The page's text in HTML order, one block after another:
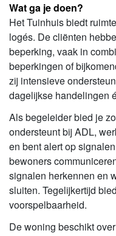
Wat ga je doen?
Het Tuinhuis biedt
logés. De cliënten
beperking, vaak in
beperkingen of
zij intensieve
dagelijkse handelingen
Als begeleider bied je
ondersteunt bij ADL,
en bent alert op
bewoners
signalen herkennen en
sluiten. Tegelijkertijd
voorspelbaarheid.
De woning beschikt